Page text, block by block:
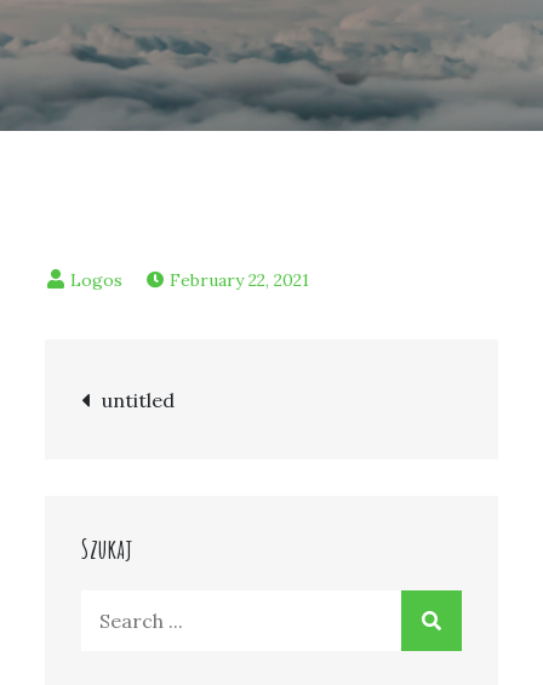
February 22, 2021
Post
untitled
Szukaj